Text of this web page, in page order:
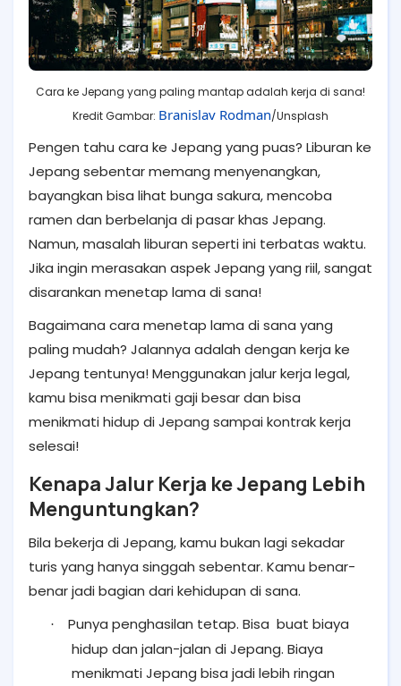
Cara ke Jepang yang paling mantap adalah kerja di sana!
Kredit Gambar: Branislav Rodman/Unsplash
Pengen tahu cara ke Jepang yang puas? Liburan ke
Jepang sebentar memang menyenangkan,
bayangkan bisa lihat bunga sakura, mencoba
ramen dan berbelanja di pasar khas Jepang.
Namun, masalah liburan seperti ini terbatas waktu.
Jika ingin merasakan aspek Jepang yang riil, sangat
disarankan menetap lama di sana!
Bagaimana cara menetap lama di sana yang
paling mudah? Jalannya adalah dengan kerja ke
Jepang tentunya! Menggunakan jalur kerja legal,
kamu bisa menikmati gaji besar dan bisa
menikmati hidup di Jepang sampai kontrak kerja
selesai!
Kenapa Jalur Kerja ke Jepang Lebih
Menguntungkan?
Bila bekerja di Jepang, kamu bukan lagi sekadar
turis yang hanya singgah sebentar. Kamu benar-
benar jadi bagian dari kehidupan di sana.
·
Punya penghasilan tetap. Bisa buat biaya
hidup dan jalan-jalan di Jepang. Biaya
menikmati Jepang bisa jadi lebih ringan